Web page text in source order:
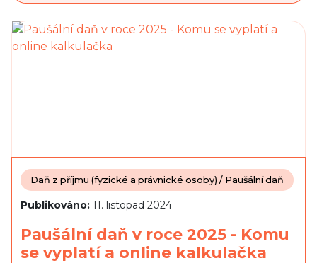
Daň z příjmu (fyzické a právnické osoby) / Paušální daň
Publikováno: 11. listopad 2024
Paušální daň v roce 2025 - Komu
se vyplatí a online kalkulačka